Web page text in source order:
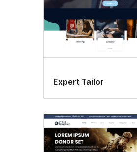
Expert Tailor